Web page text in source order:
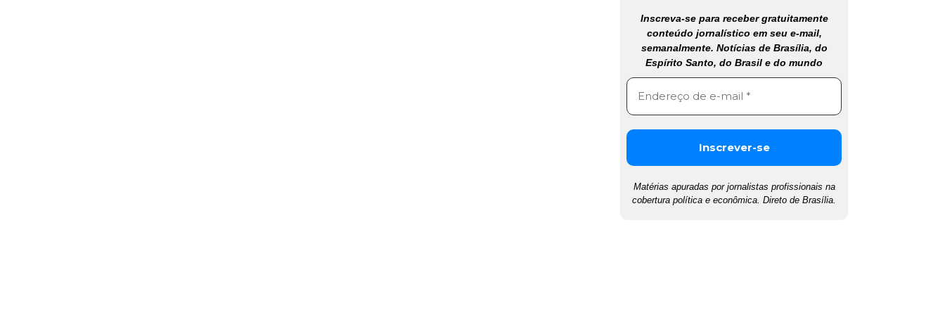
Inscreva-se para receber gratuitamente
conteúdo jornalístico em seu e-mail,
semanalmente. Notícias de Brasília, do
Espírito Santo, do Brasil e do mundo
Matérias apuradas por jornalistas profissionais na
cobertura política e econômica. Direto de Brasília.